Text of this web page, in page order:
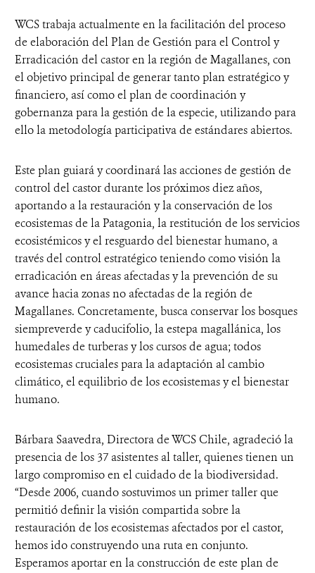
WCS trabaja actualmente en la facilitación del proceso
de elaboración del Plan de Gestión para el Control y
Erradicación del castor en la región de Magallanes, con
el objetivo principal de generar tanto plan estratégico y
financiero, así como el plan de coordinación y
gobernanza para la gestión de la especie, utilizando para
ello la metodología participativa de estándares abiertos.
Este plan guiará y coordinará las acciones de gestión de
control del castor durante los próximos diez años,
aportando a la restauración y la conservación de los
ecosistemas de la Patagonia, la restitución de los servicios
ecosistémicos y el resguardo del bienestar humano, a
través del control estratégico teniendo como visión la
erradicación en áreas afectadas y la prevención de su
avance hacia zonas no afectadas de la región de
Magallanes. Concretamente, busca conservar los bosques
siempreverde y caducifolio, la estepa magallánica, los
humedales de turberas y los cursos de agua; todos
ecosistemas cruciales para la adaptación al cambio
climático, el equilibrio de los ecosistemas y el bienestar
humano.
Bárbara Saavedra, Directora de WCS Chile, agradeció la
presencia de los 37 asistentes al taller, quienes tienen un
largo compromiso en el cuidado de la biodiversidad.
“Desde 2006, cuando sostuvimos un primer taller que
permitió definir la visión compartida sobre la
restauración de los ecosistemas afectados por el castor,
hemos ido construyendo una ruta en conjunto.
Esperamos aportar en la construcción de este plan de